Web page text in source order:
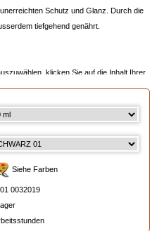
Schutz und Glanz. Durch die
tiefgehend genährt.
klicken Sie auf die Inhalt Ihrer
Siehe Farben
0032019